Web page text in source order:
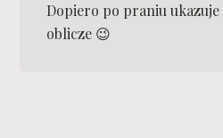
Dopiero po praniu
oblicze 😉